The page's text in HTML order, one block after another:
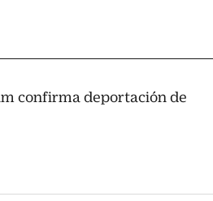
confirma deportación de